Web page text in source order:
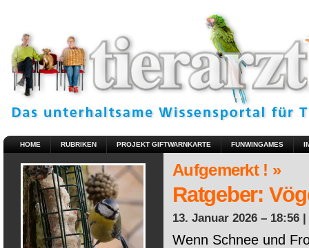
HOME RUBRIKEN PROJEKT GIFTWARNKARTE FUNWINGAMES
Aufgemerkt ! »
Ratgeber:
13. Januar 2026 – 18:56 |
Wenn Schnee und